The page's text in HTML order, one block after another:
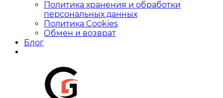
Политика хранения и обработки
персональных данных
Политика Cookies
Обмен и возврат
Блог